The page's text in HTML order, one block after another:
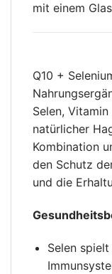
mit einem
Q10 +
Selen,
natürlicher
Kombination
den Schutz
und die
Selen